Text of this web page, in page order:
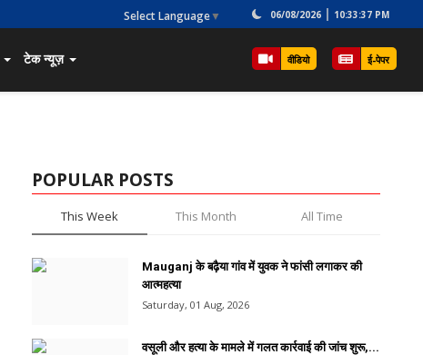
Select Language▼ 06/08/2026 10:33:37 PM
टेक न्यूज़ वीडियो ई-पेपर
POPULAR POSTS
This Week This Month All Time
Mauganj के बढ़ैया गांव में युवक ने फांसी लगाकर की
आत्महत्या
Saturday, 01 Aug, 2026
वसूली और हत्या के मामले में गलत कार्रवाई की जांच शुरू,...